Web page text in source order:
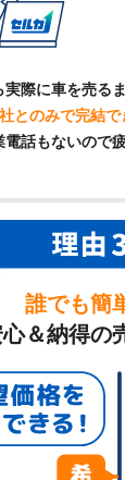
際に車を売るま
とのみで完結で
電話もないので
誰でも簡
＆納得の